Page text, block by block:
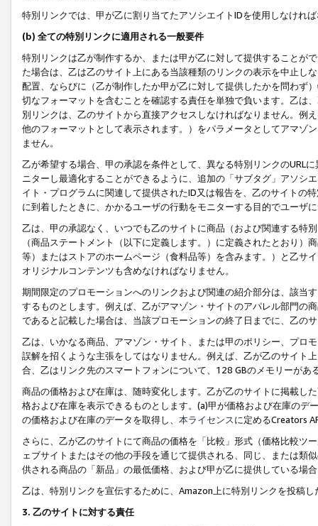
特別リンクでは、甲が乙に割り当てたアソシエイトIDを使用しなけれ
(b) 全ての特別リンクに適用される一般要件
特別リンクは乙が制作するか、または甲が乙に対して提供することが
た場合は、乙は乙のサイト上にある当該種類のリンクの表示を中止し
配置、ならびに（乙が制作したか甲が乙に対して提供したかを問わず
切なフォーマットを含むことを確認する責任を単独で負います。乙は
別リンクは、乙のサイトから直接アクセスしなければなりません。例
他のフォーマットとして表示されます。）をパラメータとしてアマゾ
ません。
乙が希望する場合、甲の承認を条件として、異なる特別リンクのURL
ニターし最適化することができるように、追加の「サブタグ」アソシ
イト・プログラムに関連して提供されたID又は報告を、乙のサイトの
に到着したときに、かかるユーザの行動をモニターする目的でユーザ
乙は、甲の承認なく、いつでも乙のサイトに商品（および関連する特
（商品ステートメント（以下に定義します。）に定義されたとおり
等）またはストアのホームページ（食料品等）を含みます。）と乙サ
オリジナルコンテンツも含めなければなりません。
期間限定のプロモーションへのリンクおよび関連の紹介部分は、該当
するものとします。例えば、乙がアマゾン・サイトのアパレル部門の
であると記載した場合は、当該プロモーションの終了日までに、乙の
乙は、いかなる商品、アマゾン・サイト、または甲のポリシー、プロ
誤解を招くような主張をしてはなりません。例えば、乙が乙のサイト
合、乙はリンク先のスマートフォンについて、128 GBのメモリーがあ
商品の価格および在庫は、随時変化します。乙が乙のサイトに掲載し
格および在庫を表示できるものとします。(a)甲が価格および在庫の
の価格および在庫のデータを取得し、 本ライセンスに定めるCreators
さらに、乙が乙のサイトにて商品の価格を「比較」形式（価格比較ツ
ェブサイトまたはその他の手段を通じて提供される、同じ、または類
供される商品の「新品」の最低価格、および甲が乙に提供している場
乙は、特別リンクを宣伝するために、Amazon上に特別リンクを投稿
3. 乙のサイトに対する責任